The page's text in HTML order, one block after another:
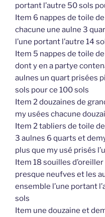
portant l’autre 50 sols
Item 6 nappes de toile
chacune une aulne 3
l’une portant l’autre 14
Item 5 nappes de toile
dont y en a partye
aulnes un quart prisées
sols pour ce 100 sols
Item 2 douzaines de
my usées chacune
Item 2 tabliers de toile
3 aulnes 6 quarts et
plus que my usé prisés
Item 18 souilles
presque neufves et les
ensemble l’une portant
sols
Item une douzaine et